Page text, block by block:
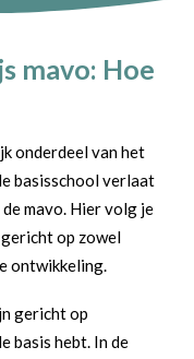
mavo: Hoe
onderdeel van het
basisschool verlaat
mavo. Hier volg je
op zowel
ontwikkeling.
gericht op
basis hebt. In de